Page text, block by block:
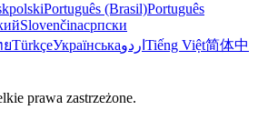
polskiPortuguês (Brasil)Português
Slovenčinaсрпски
ยTürkçeУкраїнськаاردو Tiếng Việt简体中
prawa zastrzeżone.